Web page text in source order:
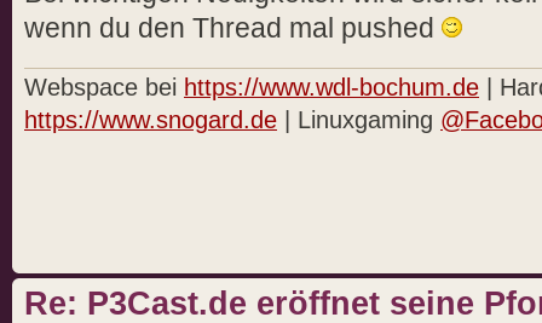
wenn du den Thread mal pushed
Webspace bei https://www.wdl-bochum.de |
https://www.snogard.de | Linuxgaming
Re: P3Cast.de eröffnet seine